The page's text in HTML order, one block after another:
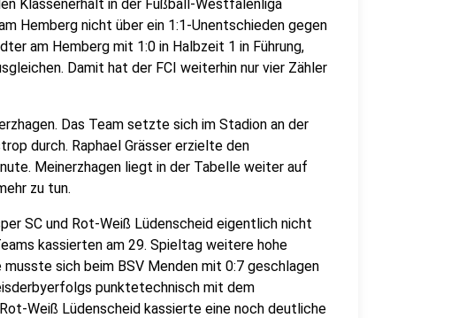
Klassenerhalt in der Fußball-Westfalenliga
Hemberg nicht über ein 1:1-Unentschieden gegen
am Hemberg mit 1:0 in Halbzeit 1 in Führung,
Damit hat der FCI weiterhin nur vier Zähler
Das Team setzte sich im Stadion an der
durch. Raphael Grässer erzielte den
Meinerzhagen liegt in der Tabelle weiter auf
zu tun.
SC und Rot-Weiß Lüdenscheid eigentlich nicht
kassierten am 29. Spieltag weitere hohe
sich beim BSV Menden mit 0:7 geschlagen
punktetechnisch mit dem
Weiß Lüdenscheid kassierte eine noch deutliche